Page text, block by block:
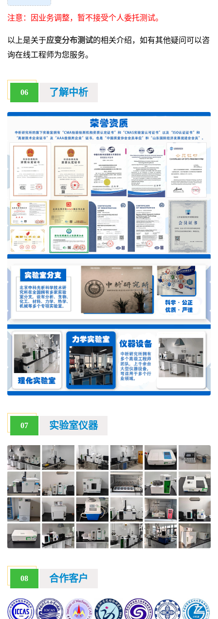
注意：因业务调整，暂不接受个人委托测试。
以上是关于应变分布测试的相关介绍，如有其他疑问可以咨
询在线工程师为您服务。
06 了解中析
07 实验室仪器
08 合作客户